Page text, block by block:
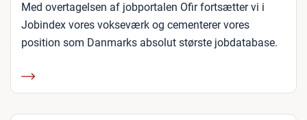
Med overtagelsen af jobportalen Ofir fortsætter vi i
Jobindex vores vokseværk og cementerer vores
position som Danmarks absolut største jobdatabase.